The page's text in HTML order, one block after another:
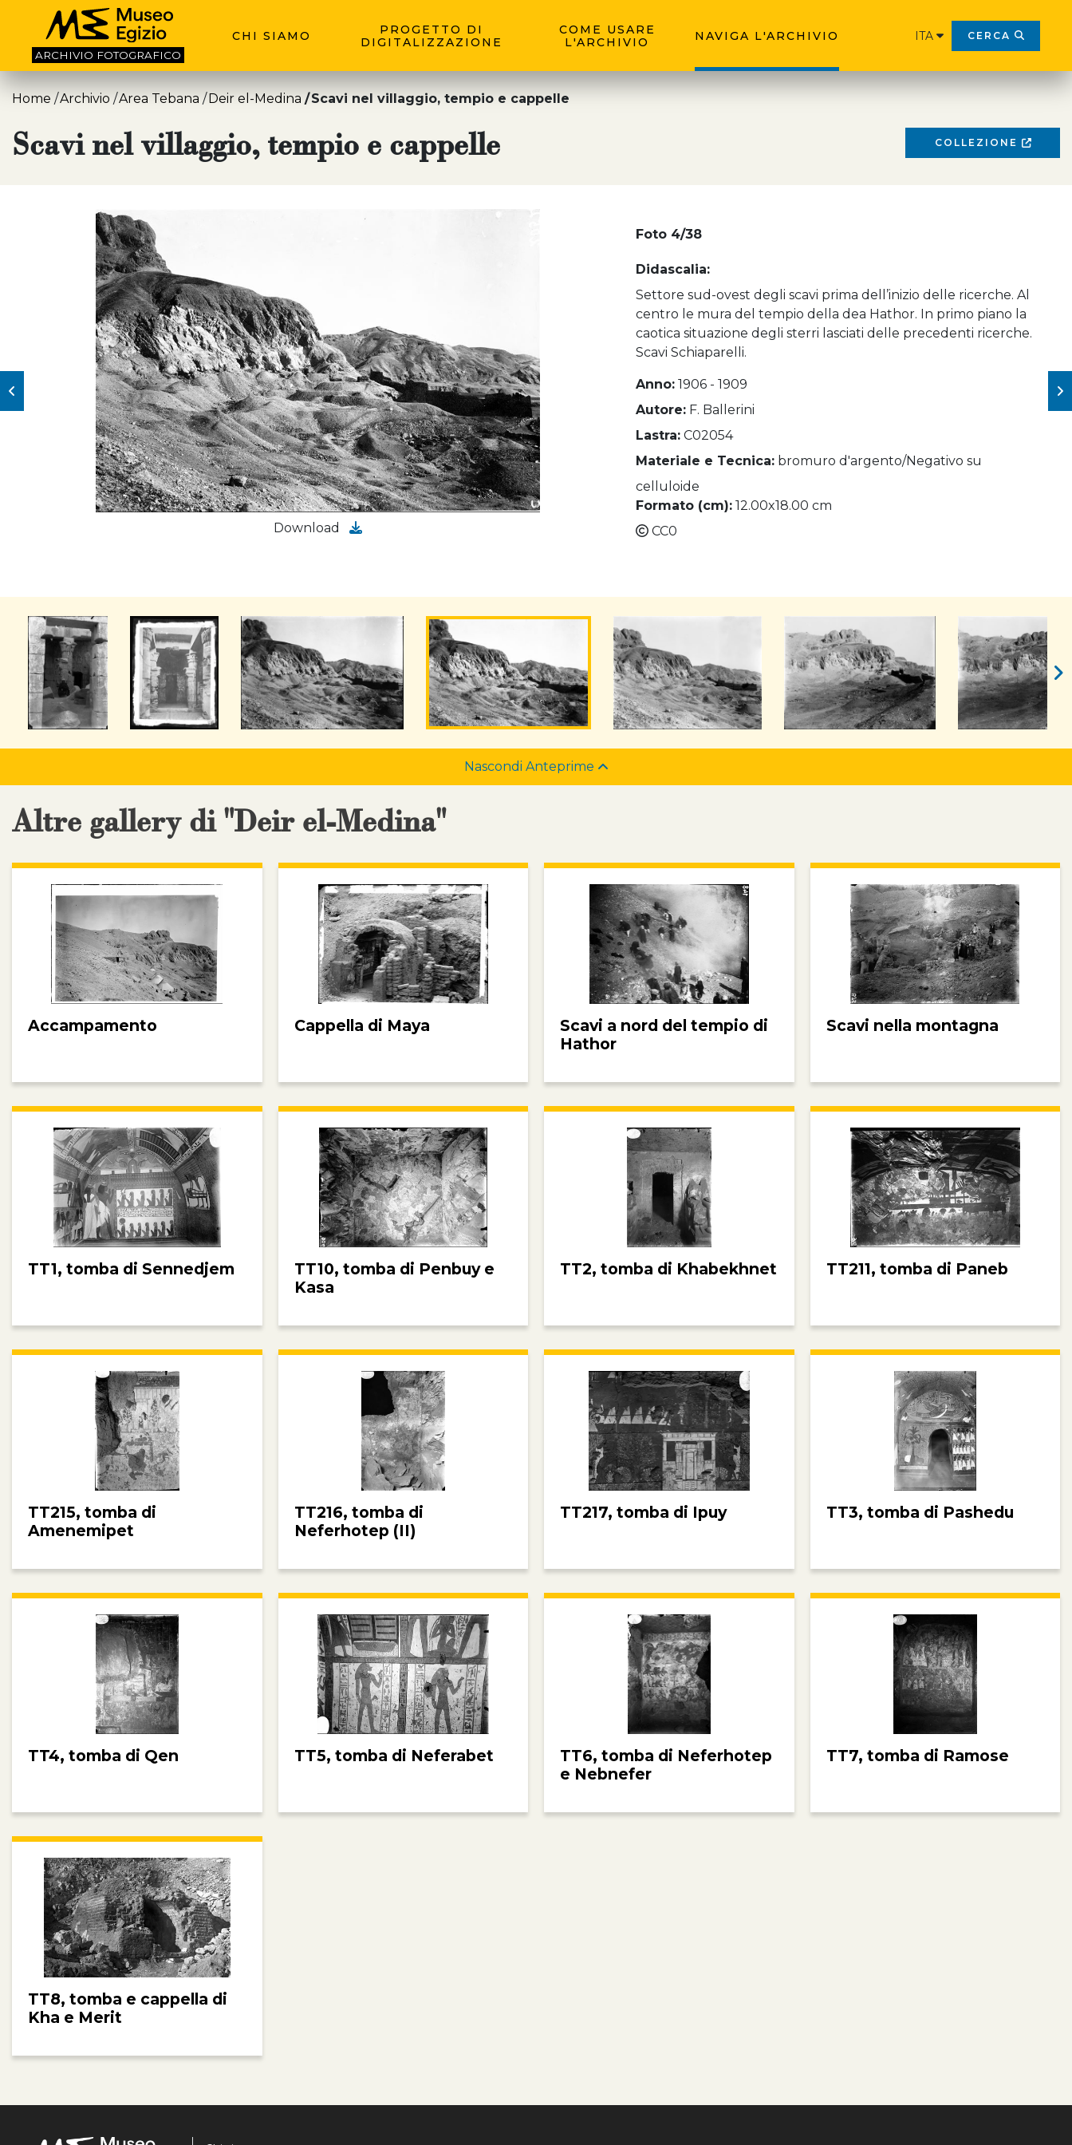
ARCHIVIO FOTOGRAFICO
CHI SIAMO
PROGETTO DI
DIGITALIZZAZIONE
COME USARE
L'ARCHIVIO
NAVIGA L'ARCHIVIO ITA CERCA
Home Archivio Area Tebana Deir el-Medina Scavi nel villaggio, tempio e cappelle
COLLEZIONE
Scavi nel villaggio, tempio e cappelle
Download
Foto 4/38
Didascalia:
Settore sud-ovest degli scavi prima dell’inizio delle ricerche. Al
centro le mura del tempio della dea Hathor. In primo piano la
caotica situazione degli sterri lasciati delle precedenti ricerche.
Scavi Schiaparelli.
Anno: 1906 - 1909
Autore: F. Ballerini
Lastra: C02054
Materiale e Tecnica: bromuro d'argento/Negativo su
celluloide
Formato (cm): 12.00x18.00 cm
CC0
Nascondi Anteprime
Altre gallery di "Deir el-Medina"
Accampamento Cappella di Maya
Scavi a nord del tempio di
Hathor
Scavi nella montagna
TT1, tomba di Sennedjem
TT10, tomba di Penbuy e
Kasa
TT2, tomba di Khabekhnet TT211, tomba di Paneb
TT215, tomba di
Amenemipet
TT216, tomba di
Neferhotep (II)
TT217, tomba di Ipuy TT3, tomba di Pashedu
TT4, tomba di Qen TT5, tomba di Neferabet
TT6, tomba di Neferhotep
e Nebnefer
TT7, tomba di Ramose
TT8, tomba e cappella di
Kha e Merit